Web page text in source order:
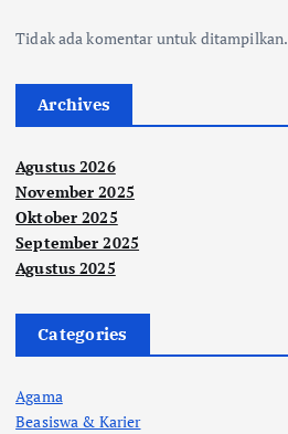
Tidak ada komentar untuk ditampilkan.
Archives
Agustus 2026
November 2025
Oktober 2025
September 2025
Agustus 2025
Categories
Agama
Beasiswa & Karier